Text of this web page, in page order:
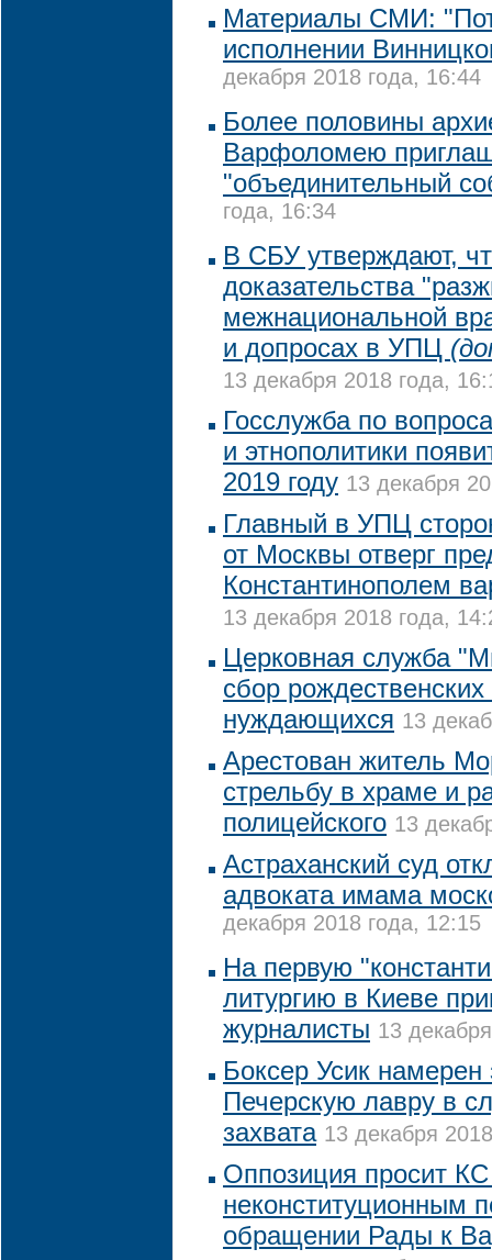
Материалы СМИ:
исполнении
декабря 2018 года, 16:44
Более половины
Варфоломею
"объединительный
года, 16:34
В СБУ утверждают,
доказательства
межнациональной
и допросах в УПЦ
13 декабря 2018 года,
Госслужба по
и этнополитики
2019 году 13 декабря
Главный в УПЦ
от Москвы отверг
Константинополем
13 декабря 2018 года,
Церковная служба
сбор
нуждающихся 13
Арестован житель
стрельбу в храме и
полицейского 13
Астраханский суд
адвоката имама
декабря 2018 года, 12:15
На первую
литургию в Киеве
журналисты 13
Боксер Усик
Печерскую лавру в
захвата 13 декабря
Оппозиция просит КС
неконституционным
обращении Рады к